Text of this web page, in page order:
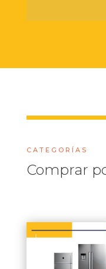
CATEGORÍAS
Comprar